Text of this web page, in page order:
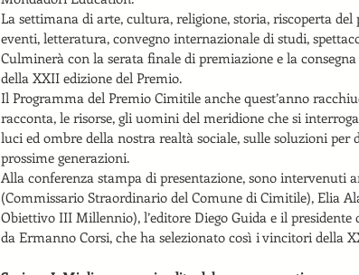
La settimana di arte, cultura, religione, storia, riscoperta
eventi, letteratura, convegno internazionale di studi,
Culminerà con la serata finale di premiazione e la
della XXII edizione del Premio.
Il Programma del Premio Cimitile anche quest’anno
racconta, le risorse, gli uomini del meridione che si
luci ed ombre della nostra realtà sociale, sulle soluzioni
prossime generazioni.
Alla conferenza stampa di presentazione, sono intervenuti
(Commissario Straordinario del Comune di Cimitile), Elia
Obiettivo III Millennio), l’editore Diego Guida e il
da Ermanno Corsi, che ha selezionato così i vincitori della